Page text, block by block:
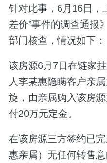
针对此事，6月16日，
差价”事件的调查通报
部门核查，情况如下：
该房源6月7日在链家
人李某惠隐瞒客户亲
旋，由亲属购入该房
付20万元定金。
在该房源三方签约已
惠亲属）无任何转售